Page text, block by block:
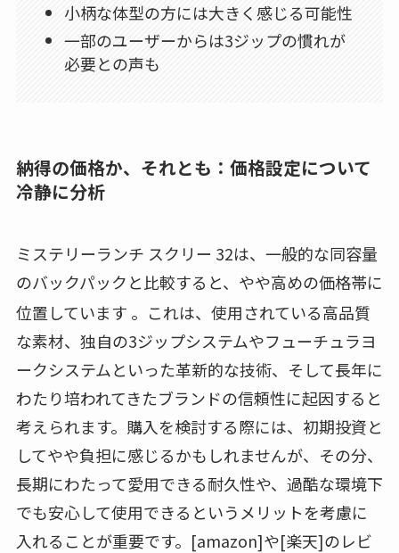
小柄な体型の方には大きく感じる可能性
一部のユーザーからは3ジップの慣れが
必要との声も
納得の価格か、それとも：価格設定について
冷静に分析
ミステリーランチ スクリー 32は、一般的な同容量
のバックパックと比較すると、やや高めの価格帯に
位置しています 。これは、使用されている高品質
な素材、独自の3ジップシステムやフューチュラヨ
ークシステムといった革新的な技術、そして長年に
わたり培われてきたブランドの信頼性に起因すると
考えられます。購入を検討する際には、初期投資と
してやや負担に感じるかもしれませんが、その分、
長期にわたって愛用できる耐久性や、過酷な環境下
でも安心して使用できるというメリットを考慮に
入れることが重要です。[amazon]や[楽天]のレビ